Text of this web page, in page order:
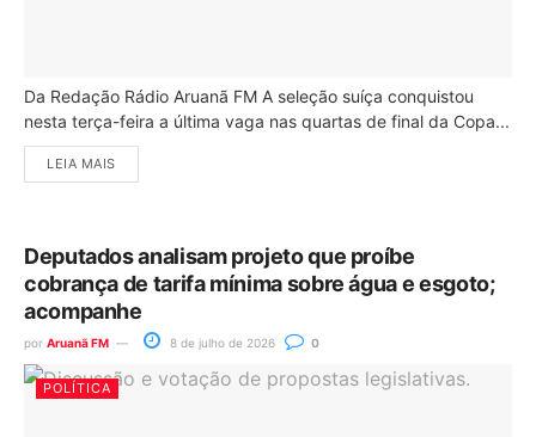
Da Redação Rádio Aruanã FM A seleção suíça conquistou
nesta terça-feira a última vaga nas quartas de final da Copa...
LEIA MAIS
Deputados analisam projeto que proíbe
cobrança de tarifa mínima sobre água e esgoto;
acompanhe
por Aruanã FM 8 de julho de 2026 0
POLÍTICA